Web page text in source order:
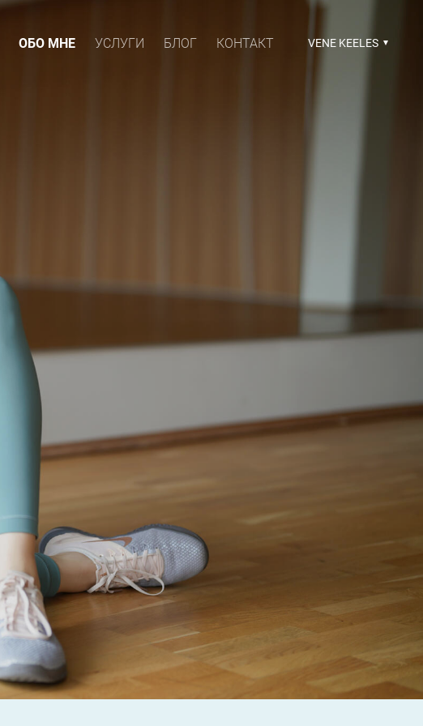
ОБО МНЕ УСЛУГИ БЛОГ КОНТАКТ VENE KEELES